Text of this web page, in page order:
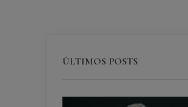
ÚLTIMOS POSTS